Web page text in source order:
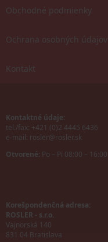
Obchodné podmienky
Ochrana osobných údajov
Kontakt
Kontaktné údaje:
tel./fax: +421 (0)2 4445 6436
e-mail: rosler@rosler.sk
Otvorené: Po – Pi 08:00 – 16:00
Korešpondenčná adresa:
ROSLER - s.r.o.
Vajnorská 140
831 04 Bratislava